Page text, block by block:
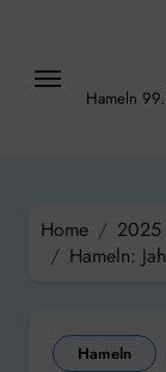
content
Hameln
Home 2025
Hameln:
Hameln